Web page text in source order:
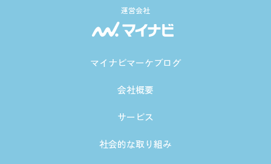
運営会社
マイナビマーケブログ
会社概要
サービス
社会的な取り組み